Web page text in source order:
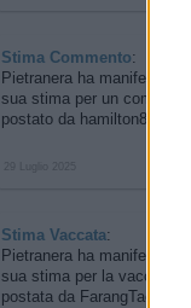
Stima Commento:
Pietranera ha manifestato la
sua stima per un commento
postato da hamilton89
Stima Vaccata:
Pietranera ha manifestato la
sua stima per la vaccata
postata da FarangTao